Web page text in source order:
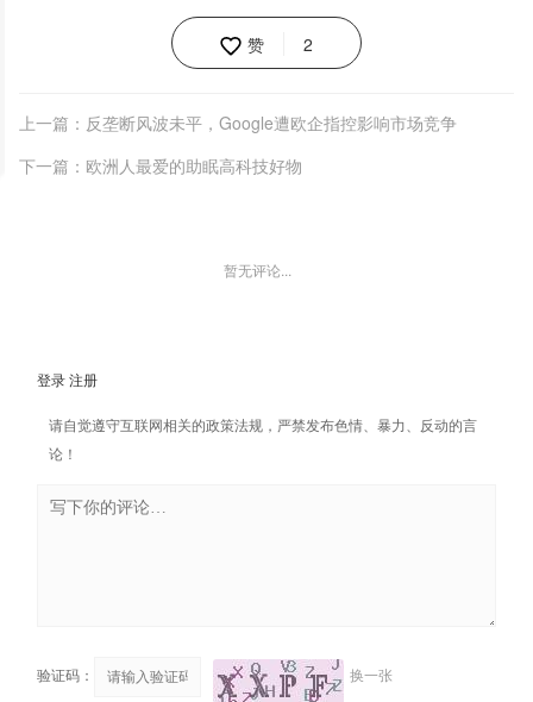
赞 2
上一篇：反垄断风波未平，Google遭欧企指控影响市场竞争
下一篇：欧洲人最爱的助眠高科技好物
暂无评论...
登录 注册
请自觉遵守互联网相关的政策法规，严禁发布色情、暴力、反动的言
论！
验证码： 换一张